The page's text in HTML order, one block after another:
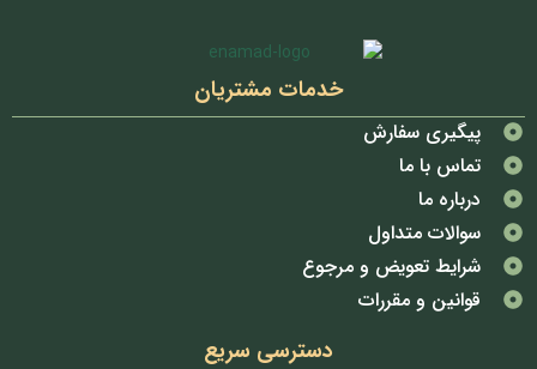
خدمات مشتریان
پیگیری سفارش
تماس با ما
درباره ما
سوالات متداول
شرایط تعویض و مرجوع
قوانین و مقررات
دسترسی سریع